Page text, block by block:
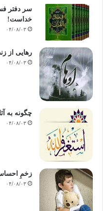
سر دفتر
خداست‌!
۰۴/۰۸/۰۳
رهایی از
۰۴/۰۸/۰۳
چگونه به
۰۴/۰۸/۰۳
زخمِ
۰۴/۰۸/۰۳